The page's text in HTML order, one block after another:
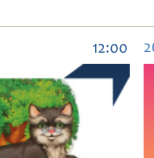
12:00